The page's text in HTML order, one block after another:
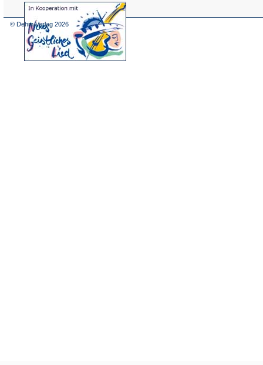
(Öffnet
in
© Dehm Verlag 2026